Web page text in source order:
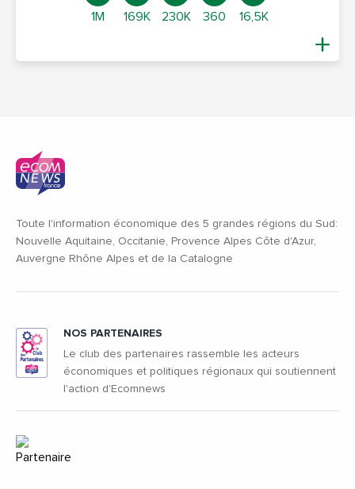
1M 169K 230K 360 16,5K
Toute l'information économique des 5 grandes régions du Sud:
Nouvelle Aquitaine, Occitanie, Provence Alpes Côte d'Azur,
Auvergne Rhône Alpes et de la Catalogne
NOS PARTENAIRES
Le club des partenaires rassemble les acteurs
économiques et politiques régionaux qui soutiennent
l'action d'Ecomnews